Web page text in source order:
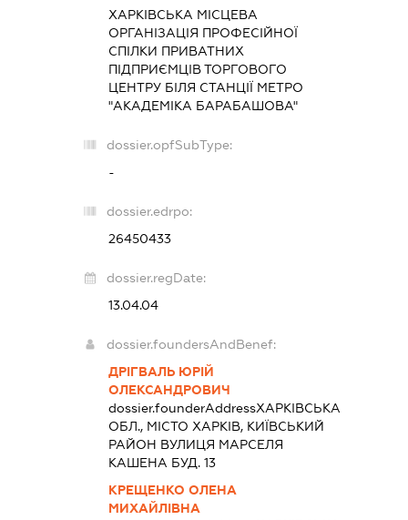
ХАРКІВСЬКА МІСЦЕВА
ОРГАНІЗАЦІЯ ПРОФЕСІЙНОЇ
СПІЛКИ ПРИВАТНИХ
ПІДПРИЄМЦІВ ТОРГОВОГО
ЦЕНТРУ БІЛЯ СТАНЦІЇ МЕТРО
"АКАДЕМІКА БАРАБАШОВА"
dossier.opfSubType:
-
dossier.edrpo:
26450433
dossier.regDate:
13.04.04
dossier.foundersAndBenef:
ДРІГВАЛЬ ЮРІЙ
ОЛЕКСАНДРОВИЧ
dossier.founderAddressХАРКІВСЬКА
ОБЛ., МІСТО ХАРКІВ, КИЇВСЬКИЙ
РАЙОН ВУЛИЦЯ МАРСЕЛЯ
КАШЕНА БУД. 13
КРЕЩЕНКО ОЛЕНА
МИХАЙЛІВНА